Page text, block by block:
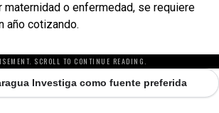
o enfermedad, se requiere
año cotizando.
SCROLL TO CONTINUE READING.
Investiga como fuente preferida